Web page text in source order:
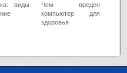
виды
Чем вреден
компьютер для
здоровья